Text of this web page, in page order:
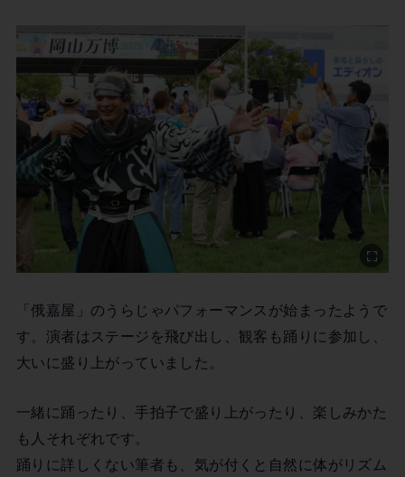
「俄嘉屋」のうらじゃパフォーマンスが始まったようで
す。演者はステージを飛び出し、観客も踊りに参加し、
大いに盛り上がっていました。
一緒に踊ったり、手拍子で盛り上がったり、楽しみかた
も人それぞれです。
踊りに詳しくない筆者も、気が付くと自然に体がリズム